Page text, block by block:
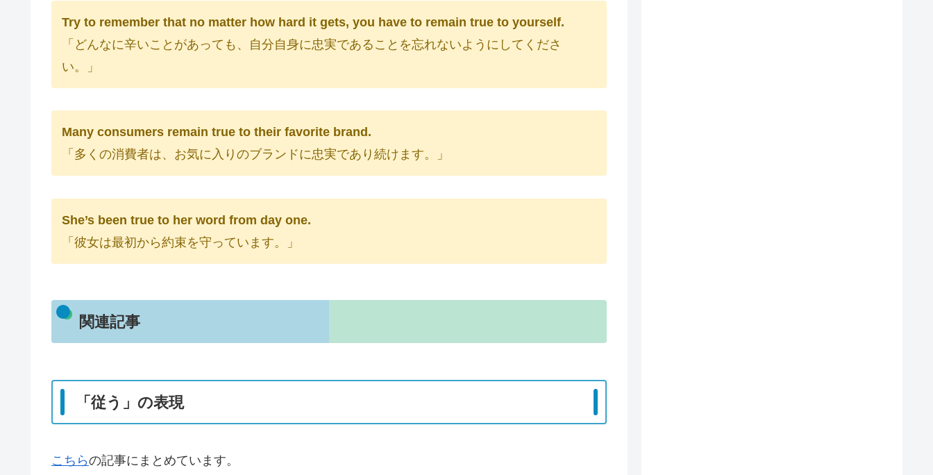
Try to remember that no matter how hard it gets, you have to remain true to yourself.
「どんなに辛いことがあっても、自分自身に忠実であることを忘れないようにしてくださ
い。」
Many consumers remain true to their favorite brand.
「多くの消費者は、お気に入りのブランドに忠実であり続けます。」
She’s been true to her word from day one.
「彼女は最初から約束を守っています。」
関連記事
「従う」の表現
こちらの記事にまとめています。